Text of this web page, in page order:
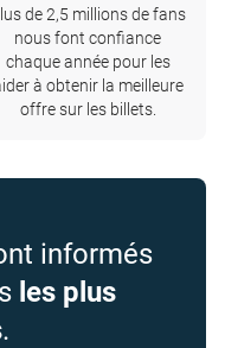
de 2,5 millions de fans
nous font confiance
chaque année pour les
à obtenir la meilleure
offre sur les billets.
informés
les plus
.